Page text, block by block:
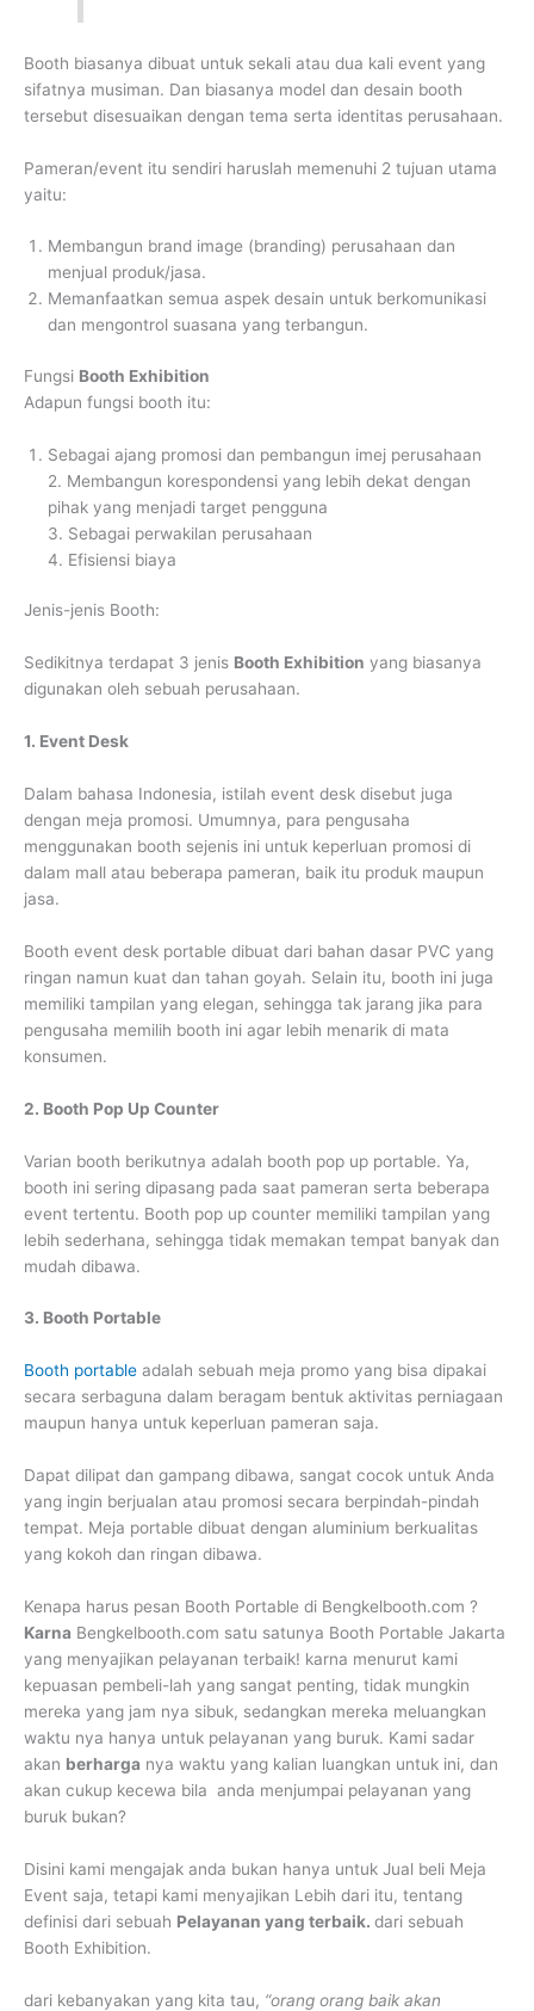
Booth biasanya dibuat untuk sekali atau dua kali event yang
sifatnya musiman. Dan biasanya model dan desain booth
tersebut disesuaikan dengan tema serta identitas perusahaan.
Pameran/event itu sendiri haruslah memenuhi 2 tujuan utama
yaitu:
Membangun brand image (branding) perusahaan dan
menjual produk/jasa.
Memanfaatkan semua aspek desain untuk berkomunikasi
dan mengontrol suasana yang terbangun.
Fungsi Booth Exhibition
Adapun fungsi booth itu:
Sebagai ajang promosi dan pembangun imej perusahaan
2. Membangun korespondensi yang lebih dekat dengan
pihak yang menjadi target pengguna
3. Sebagai perwakilan perusahaan
4. Efisiensi biaya
Jenis-jenis Booth:
Sedikitnya terdapat 3 jenis Booth Exhibition yang biasanya
digunakan oleh sebuah perusahaan.
1. Event Desk
Dalam bahasa Indonesia, istilah event desk disebut juga
dengan meja promosi. Umumnya, para pengusaha
menggunakan booth sejenis ini untuk keperluan promosi di
dalam mall atau beberapa pameran, baik itu produk maupun
jasa.
Booth event desk portable dibuat dari bahan dasar PVC yang
ringan namun kuat dan tahan goyah. Selain itu, booth ini juga
memiliki tampilan yang elegan, sehingga tak jarang jika para
pengusaha memilih booth ini agar lebih menarik di mata
konsumen.
2. Booth Pop Up Counter
Varian booth berikutnya adalah booth pop up portable. Ya,
booth ini sering dipasang pada saat pameran serta beberapa
event tertentu. Booth pop up counter memiliki tampilan yang
lebih sederhana, sehingga tidak memakan tempat banyak dan
mudah dibawa.
3. Booth Portable
Booth portable adalah sebuah meja promo yang bisa dipakai
secara serbaguna dalam beragam bentuk aktivitas perniagaan
maupun hanya untuk keperluan pameran saja.
Dapat dilipat dan gampang dibawa, sangat cocok untuk Anda
yang ingin berjualan atau promosi secara berpindah-pindah
tempat. Meja portable dibuat dengan aluminium berkualitas
yang kokoh dan ringan dibawa.
Kenapa harus pesan Booth Portable di Bengkelbooth.com ?
Karna Bengkelbooth.com satu satunya Booth Portable Jakarta
yang menyajikan pelayanan terbaik! karna menurut kami
kepuasan pembeli-lah yang sangat penting, tidak mungkin
mereka yang jam nya sibuk, sedangkan mereka meluangkan
waktu nya hanya untuk pelayanan yang buruk. Kami sadar
akan berharga nya waktu yang kalian luangkan untuk ini, dan
akan cukup kecewa bila anda menjumpai pelayanan yang
buruk bukan?
Disini kami mengajak anda bukan hanya untuk Jual beli Meja
Event saja, tetapi kami menyajikan Lebih dari itu, tentang
definisi dari sebuah Pelayanan yang terbaik. dari sebuah
Booth Exhibition.
dari kebanyakan yang kita tau, “orang orang baik akan